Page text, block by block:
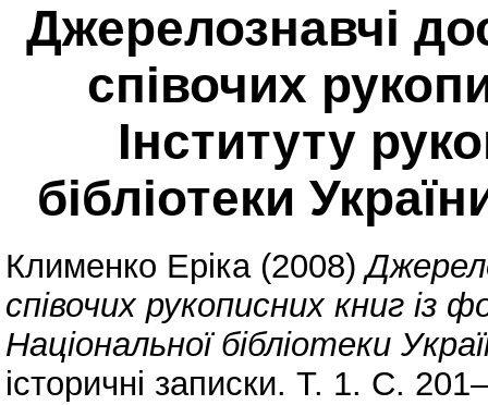
Джерелознавчі
співочих
Інституту
бібліотеки
Клименко Еріка(2008)
співочих рукописних книг із
Національної бібліотеки
історичні записки. Т. 1. С.